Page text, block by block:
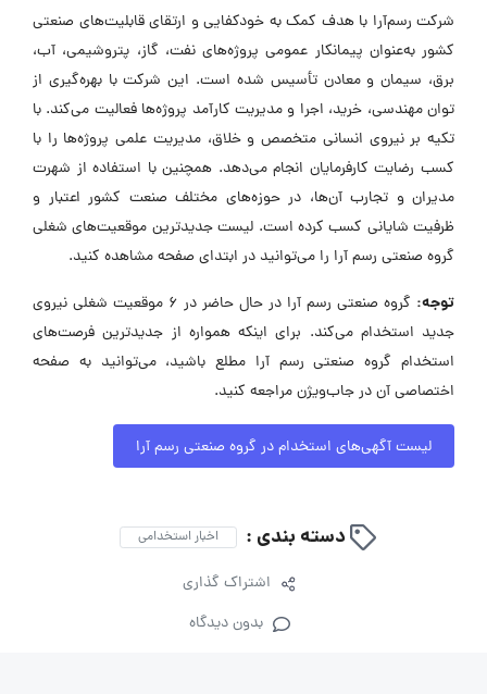
شرکت رسم‌آرا با هدف کمک به خودکفایی و ارتقای قابلیت‌های صنعتی
کشور به‌عنوان پیمانکار عمومی پروژه‌های نفت، گاز، پتروشیمی، آب،
برق، سیمان و معادن تأسیس شده است. این شرکت با بهره‌گیری از
توان مهندسی، خرید، اجرا و مدیریت کارآمد پروژه‌ها فعالیت می‌کند. با
تکیه بر نیروی انسانی متخصص و خلاق، مدیریت علمی پروژه‌ها را با
کسب رضایت کارفرمایان انجام می‌دهد. همچنین با استفاده از شهرت
مدیران و تجارب آن‌ها، در حوزه‌های مختلف صنعت کشور اعتبار و
ظرفیت شایانی کسب کرده است. لیست جدیدترین موقعیت‌های شغلی
گروه صنعتی رسم آرا را می‌توانید در ابتدای صفحه مشاهده کنید.
توجه:
گروه صنعتی رسم آرا در حال حاضر در ۶ موقعیت شغلی نیروی
جدید استخدام می‌کند. برای اینکه همواره از جدیدترین فرصت‌های
استخدام گروه صنعتی رسم آرا مطلع باشید، می‌توانید به صفحه
اختصاصی آن در جاب‌ویژن مراجعه کنید.
لیست آگهی‌های استخدام در گروه صنعتی رسم آرا
دسته بندی : اخبار استخدامی
اشتراک گذاری
بدون دیدگاه